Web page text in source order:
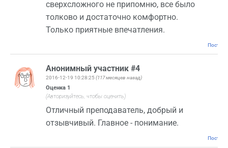
сверхсложного не припомню, все было
толково и достаточно комфортно.
Только приятные впечатления.
Анонимный участник #4
2016-12-19 10:28:25 (117 месяцев назад)
Оценка 1
(Авторизуйтесь, чтобы оценить)
Отличный преподаватель, добрый и
отзывчивый. Главное - понимание.